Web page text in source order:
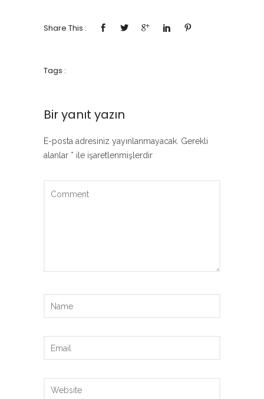
Share This :
Tags :
Bir yanıt yazın
E-posta adresiniz yayınlanmayacak. Gerekli
alanlar * ile işaretlenmişlerdir